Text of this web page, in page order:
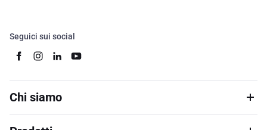
Seguici sui social
Chi siamo